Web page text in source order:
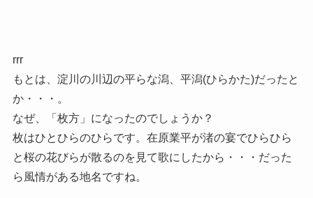
rrr
もとは、淀川の川辺の平らな潟、平潟(ひらかた)だったと
か・・・。
なぜ、「枚方」になったのでしょうか？
枚はひとひらのひらです。在原業平が渚の宴でひらひら
と桜の花びらが散るのを見て歌にしたから・・・だった
ら風情がある地名ですね。